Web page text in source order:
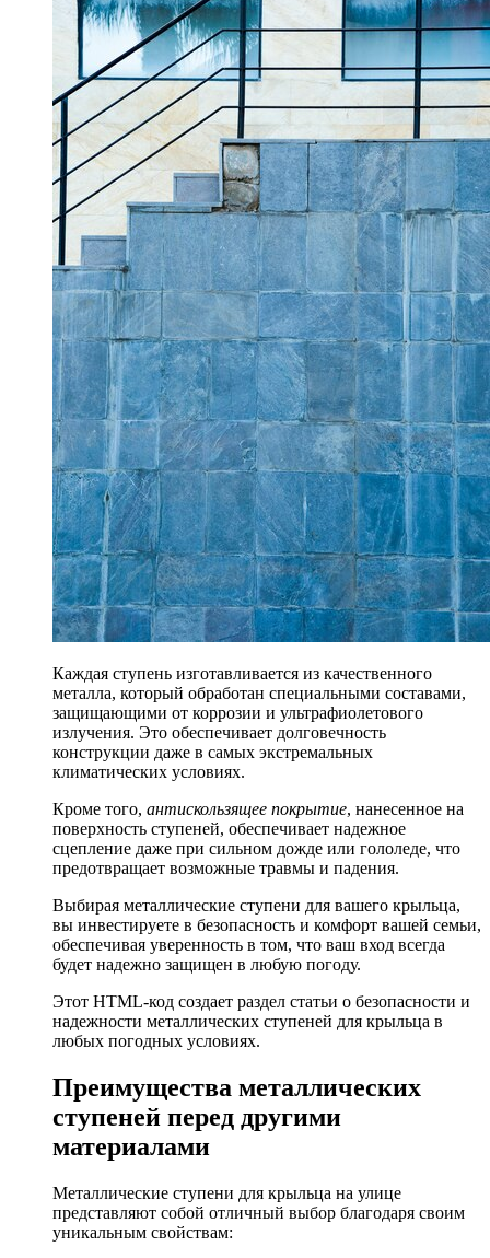
Каждая ступень изготавливается из качественного
металла, который обработан специальными составами,
защищающими от коррозии и ультрафиолетового
излучения. Это обеспечивает долговечность
конструкции даже в самых экстремальных
климатических условиях.
Кроме того, антискользящее покрытие, нанесенное на
поверхность ступеней, обеспечивает надежное
сцепление даже при сильном дожде или гололеде, что
предотвращает возможные травмы и падения.
Выбирая металлические ступени для вашего крыльца,
вы инвестируете в безопасность и комфорт вашей семьи,
обеспечивая уверенность в том, что ваш вход всегда
будет надежно защищен в любую погоду.
Этот HTML-код создает раздел статьи о безопасности и
надежности металлических ступеней для крыльца в
любых погодных условиях.
Преимущества металлических
ступеней перед другими
материалами
Металлические ступени для крыльца на улице
представляют собой отличный выбор благодаря своим
уникальным свойствам: